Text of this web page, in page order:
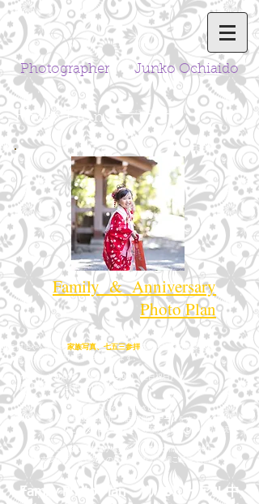
Photographer Junko Ochiaido
Photo Plan ​※各料金は消費税別途となります
Family & Anniversary
Photo Plan
ご自宅や公園での 家族写真、七五三参拝 先の神社での撮影など。
ご希望頂いた場所にて撮影を致します。
【Price】 : ¥30,000（平日) / ¥35,000（土日祝日)
【撮影時間】 : 1時間〜1時間半ほど
【交通費】 : 西湘エリア以外は別途
(詳細はお問い合わせ下さい)
【納品】 : 撮影後約2週間。納品可能なデータをオンラインにて
-リピーターのお客様でご希望があればDVD納品継続中-
※ 七五三撮影でお支度から撮影をご希望の際は+¥5000〜
(お支度場所や参拝先への移動時間など詳細ご相談ください)
Family Photo Plan リニューアル中